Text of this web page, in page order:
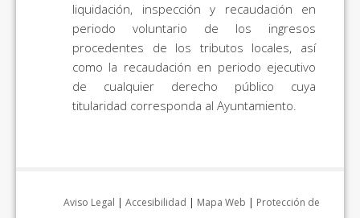
liquidación, inspección y recaudación en
periodo voluntario de los ingresos
procedentes de los tributos locales, así
como la recaudación en periodo ejecutivo
de cualquier derecho público cuya
titularidad corresponda al Ayuntamiento.
Aviso Legal | Accesibilidad | Mapa Web | Protección de